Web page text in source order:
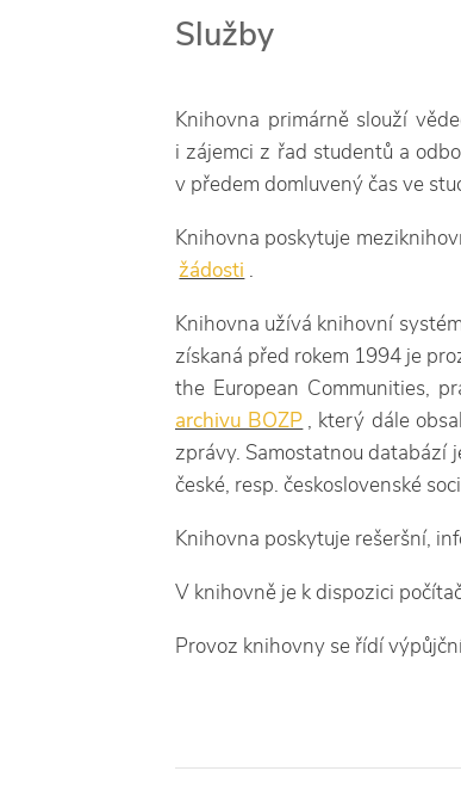
Služby
Knihovna primárně slouží
i zájemci z řad studentů a
v předem domluvený čas ve
Knihovna poskytuje
žádosti .
Knihovna užívá knihovní
získaná před rokem 1994 je
the European Communities,
archivu BOZP , který dále
zprávy. Samostatnou databází
české, resp. československé
Knihovna poskytuje rešeršní,
V knihovně je k dispozici
Provoz knihovny se řídí